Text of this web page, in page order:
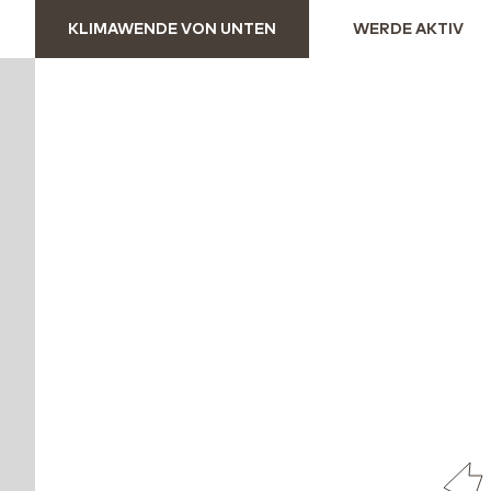
KLIMAWENDE VON UNTEN WERDE AKTIV